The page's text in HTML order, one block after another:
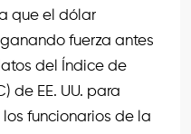
que el dólar
fuerza antes
del Índice de
de EE. UU. para
funcionarios de la